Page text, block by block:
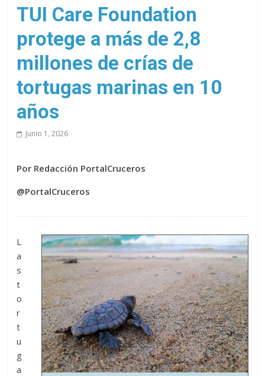
de
cruceros
en
un
solo
sitio
TUI Care Foundation
protege a más de 2,8
millones de crías de
tortugas marinas en 10
años
Junio 1, 2026
Por Redacción PortalCruceros
@PortalCruceros
L
a
s
t
o
r
t
u
g
a